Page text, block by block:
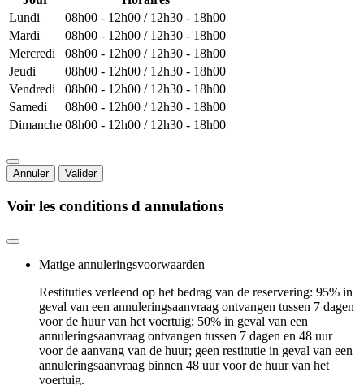
Lundi
08h00 - 12h00 / 12h30 - 18h00
Mardi
08h00 - 12h00 / 12h30 - 18h00
Mercredi
08h00 - 12h00 / 12h30 - 18h00
Jeudi
08h00 - 12h00 / 12h30 - 18h00
Vendredi
08h00 - 12h00 / 12h30 - 18h00
Samedi
08h00 - 12h00 / 12h30 - 18h00
Dimanche 08h00 - 12h00 / 12h30 - 18h00
Annuler Valider
Voir les conditions d annulations
Matige annuleringsvoorwaarden
Restituties verleend op het bedrag van de reservering: 95% in
geval van een annuleringsaanvraag ontvangen tussen 7 dagen
voor de huur van het voertuig; 50% in geval van een
annuleringsaanvraag ontvangen tussen 7 dagen en 48 uur
voor de aanvang van de huur; geen restitutie in geval van een
annuleringsaanvraag binnen 48 uur voor de huur van het
voertuig.